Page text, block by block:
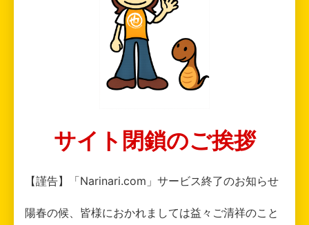
サイト閉鎖のご挨拶
【謹告】「Narinari.com」サービス終了のお知らせ
陽春の候、皆様におかれましては益々ご清祥のこと